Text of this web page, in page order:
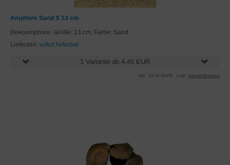
Amphore Sand S 13 cm
Dekoamphore. Größe: 13 cm, Farbe: Sand
Lieferzeit: sofort lieferbar
1 Variante ab 4,45 EUR
inkl. 19 % MwSt. zzgl. Versandkosten